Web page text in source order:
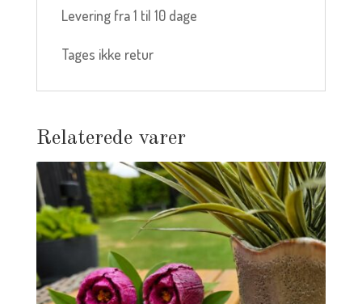
Levering fra 1 til 10 dage
Tages ikke retur
Relaterede varer